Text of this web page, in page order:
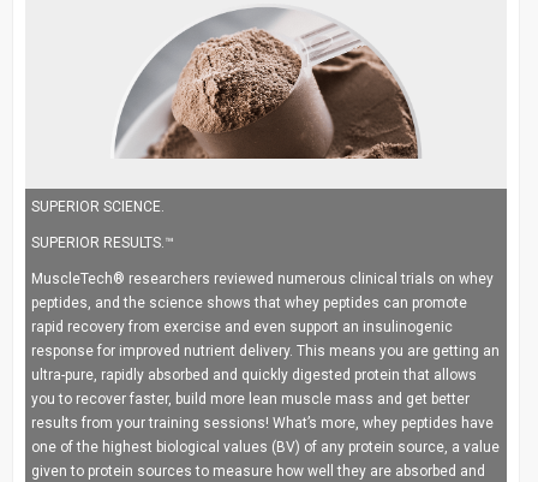
SUPERIOR SCIENCE.
SUPERIOR RESULTS.™
MuscleTech® researchers reviewed numerous clinical trials on whey
peptides, and the science shows that whey peptides can promote
rapid recovery from exercise and even support an insulinogenic
response for improved nutrient delivery. This means you are getting an
ultra-pure, rapidly absorbed and quickly digested protein that allows
you to recover faster, build more lean muscle mass and get better
results from your training sessions! What’s more, whey peptides have
one of the highest biological values (BV) of any protein source, a value
given to protein sources to measure how well they are absorbed and